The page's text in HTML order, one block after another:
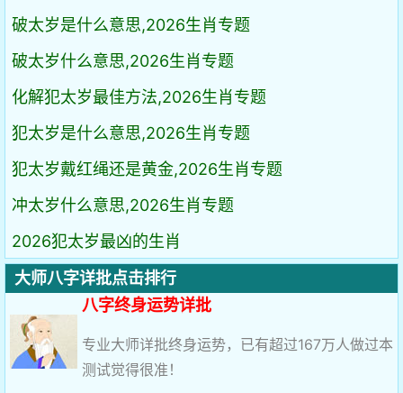
破太岁是什么意思,2026生肖专题
破太岁什么意思,2026生肖专题
化解犯太岁最佳方法,2026生肖专题
犯太岁是什么意思,2026生肖专题
犯太岁戴红绳还是黄金,2026生肖专题
冲太岁什么意思,2026生肖专题
2026犯太岁最凶的生肖
大师八字详批点击排行
八字终身运势详批
专业大师详批终身运势，已有超过167万人做过本
测试觉得很准！